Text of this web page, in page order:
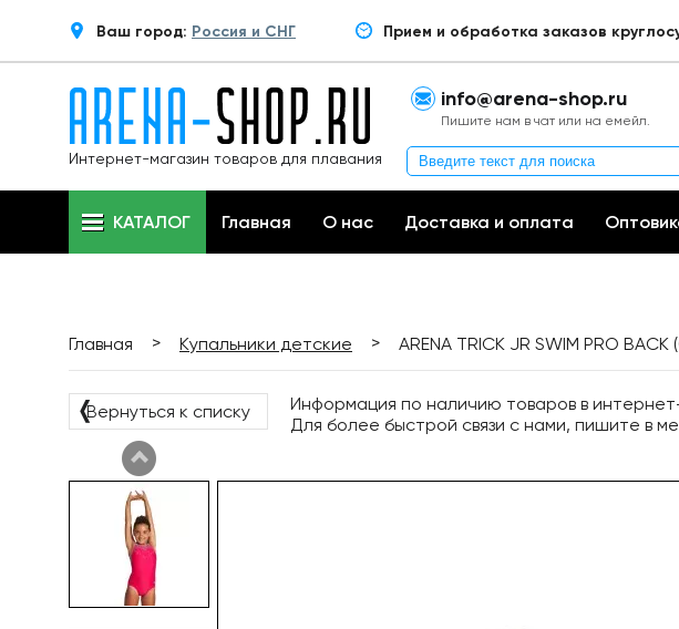
Ваш город: Россия и СНГ Прием и обработка заказов
Интернет-магазин товаров для плавания
info@arena-shop.ru
Пишите нам в чат или на емейл.
КАТАЛОГ Главная О нас Доставка и оплата
Главная > Купальники детские > ARENA TRICK JR SWIM PRO
❬Вернуться к списку
Информация по наличию товаров в
Для более быстрой связи с нами, пишите в